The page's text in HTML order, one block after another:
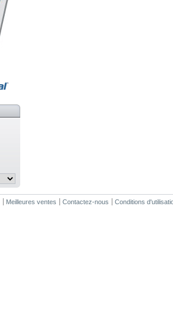
Meilleures ventes Contactez-nous Conditions